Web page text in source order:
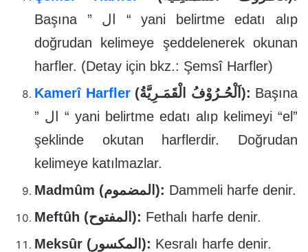
Başına ” ال “ yani belirtme edatı alıp
doğrudan kelimeye şeddelenerek okunan
harfler. (Detay için bkz.: Şemsî Harfler)
Kamerî Harfler
(اَلْحُـرُوْفُ الْقَمَـرِيَّةُ): Başına
” ال “ yani belirtme edatı alıp kelimeyi “el”
şeklinde okutan harflerdir. Doğrudan
kelimeye katılmazlar.
Madmûm (المضموم): Dammeli harfe denir.
Meftûh (المفتوح): Fethalı harfe denir.
Meksûr (المكسور): Kesralı harfe denir.